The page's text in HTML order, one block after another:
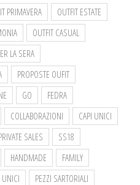
PRIMAVERA
OUTFIT ESTATE
OUTFIT CASUAL
LA SERA
PROPOSTE OUFIT
GO
FEDRA
COLLABORAZIONI
CAPI UNICI
SALES
SS18
HANDMADE
FAMILY
UNICI
PEZZI SARTORIALI